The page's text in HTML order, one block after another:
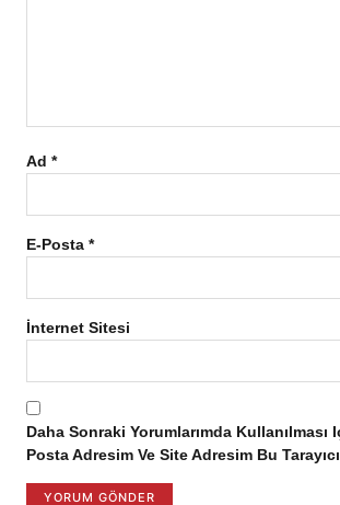
Ad *
E-Posta *
İnternet Sitesi
Daha Sonraki Yorumlarımda Kullanılması
Posta Adresim Ve Site Adresim Bu